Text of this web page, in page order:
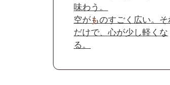
味わう。
空がものすごく広い。そ
だけで、心が少し軽くな
る。